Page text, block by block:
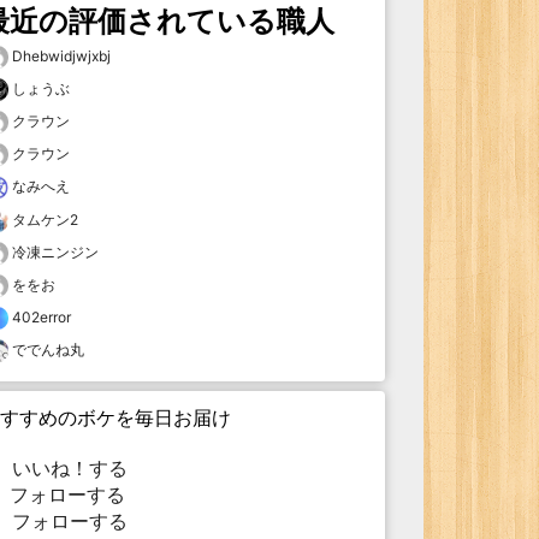
近の評価されている職人
Dhebwidjwjxbj
しょうぶ
クラウン
クラウン
なみへえ
タムケン2
冷凍ニンジン
ををお
402error
ででんね丸
すめのボケを毎日お届け
いいね！する
ォローする
フォローする